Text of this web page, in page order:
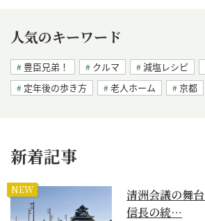
人気のキーワード
豊臣兄弟！ クルマ 減塩レシピ
定年後の歩き方
老人ホーム 京都
新着記事
NEW
清洲会議の舞
信長の統…